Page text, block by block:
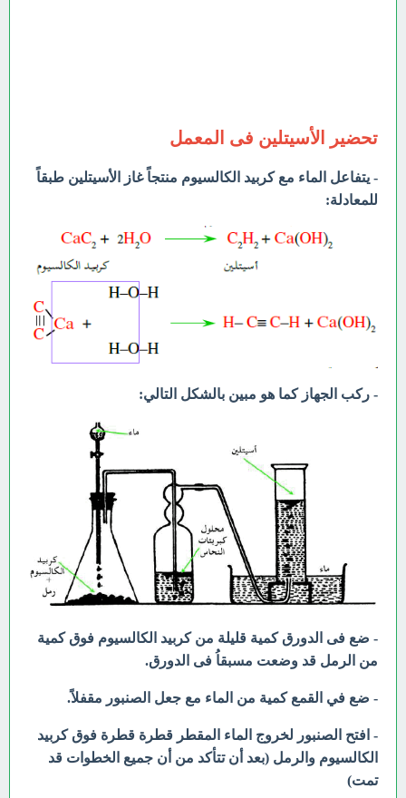
تحضير الأسيتلين فى المعمل
- يتفاعل الماء مع كربيد الكالسيوم منتجاً غاز الأسيتلين طبقاً
للمعادلة:
- ركب الجهاز كما هو مبين بالشكل التالي:
- ضع فى الدورق كمية قليلة من كربيد الكالسيوم فوق كمية
من الرمل قد وضعت مسبقاُ فى الدورق.
- ضع في القمع كمية من الماء مع جعل الصنبور مقفلاً.
- افتح الصنبور لخروج الماء المقطر قطرة قطرة فوق كربيد
الكالسيوم والرمل (بعد أن تتأكد من أن جميع الخطوات قد
تمت)